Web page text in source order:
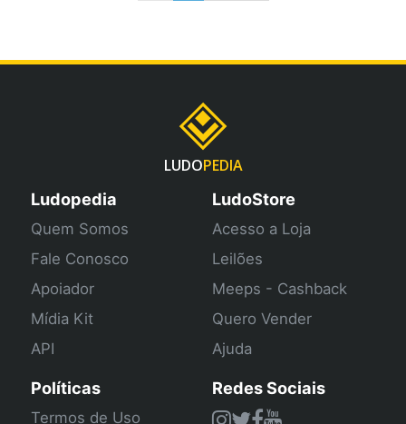
LUDOPEDIA
Ludopedia
Quem Somos
Fale Conosco
Apoiador
Mídia Kit
API
LudoStore
Acesso a Loja
Leilões
Meeps - Cashback
Quero Vender
Ajuda
Políticas
Termos de Uso
Redes Sociais